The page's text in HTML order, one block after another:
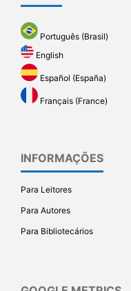
Português (Brasil)
English
Español (España)
Français (France)
INFORMAÇÕES
Para Leitores
Para Autores
Para Bibliotecários